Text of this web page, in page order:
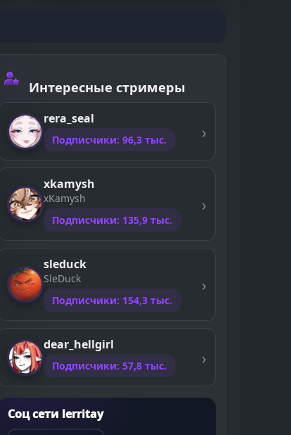
Интересные стримеры
rera_seal
Подписчики: 96,3 тыс.
xkamysh
xKamysh
Подписчики: 135,9 тыс.
sleduck
SleDuck
Подписчики: 154,3 тыс.
dear_hellgirl
Подписчики: 57,8 тыс.
Соц сети lerritay